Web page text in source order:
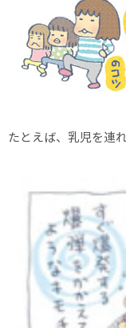
たとえば、乳児を連